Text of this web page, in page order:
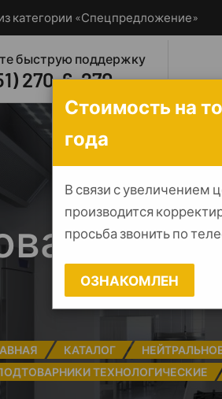
категории «Спецпредложение»
быструю поддержку
270-6-270
КАТАЛОГ
ТЕХНОЛОГИЧЕСКИЕ
Стоимость на
года
В связи с увеличением
производится
просьба звонить по
ОЗНАКОМЛЕН